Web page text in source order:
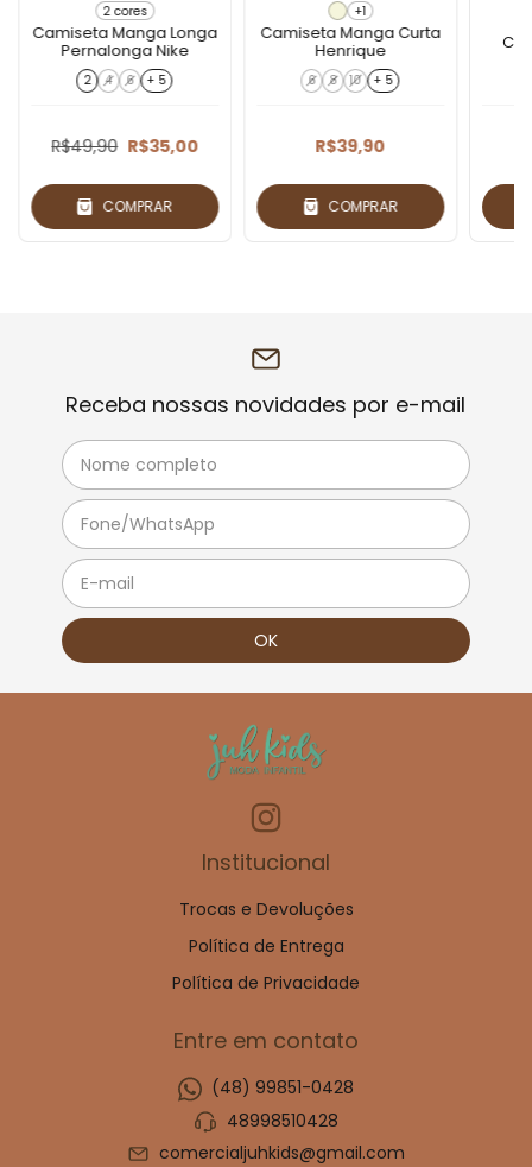
2 cores
Camiseta Manga Longa
Pernalonga Nike
2 4 6 + 5
R$49,90 R$35,00
COMPRAR
+1
Camiseta Manga Curta
Henrique
6 8 10 + 5
R$39,90
COMPRAR
Receba nossas novidades por e-mail
Institucional
Trocas e Devoluções
Política de Entrega
Política de Privacidade
Entre em contato
(48) 99851-0428
48998510428
comercialjuhkids@gmail.com